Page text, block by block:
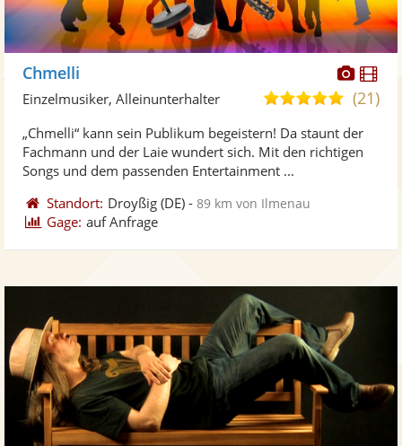
Fotos
Chmelli
5,0
5
Sternen
(21)
Einzelmusiker, Alleinunterhalter
„Chmelli“ kann sein Publikum begeistern! Da staunt der
Fachmann und der Laie wundert sich. Mit den richtigen
Songs und dem passenden Entertainment ...
Standort: Droyßig (DE) -89 km von Ilmenau
Gage: auf Anfrage